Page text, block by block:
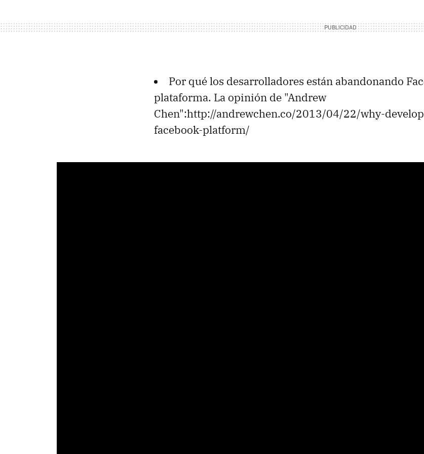
Por qué los desarrolladores están abandonando
plataforma. La opinión de "Andrew
Chen":http://andrewchen.co/2013/04/22/why-
facebook-platform/